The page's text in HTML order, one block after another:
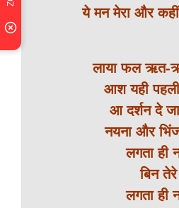
ये मन मेरा और
लाया फल ऋत-
आश यही
आ दर्शन दे
नयना और
लगता ही
बिन तेरे
लगता ही